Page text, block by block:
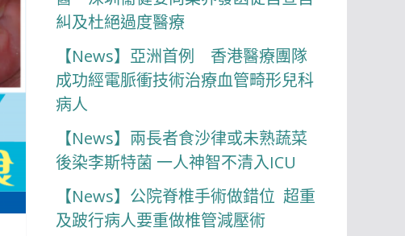
糾及杜絕過度醫療
【News】亞洲首例 香港醫療團隊
成功經電脈衝技術治療血管畸形兒科
病人
【News】兩長者食沙律或未熟蔬菜
後染李斯特菌 一人神智不清入ICU
【News】公院脊椎手術做錯位 超重
及跛行病人要重做椎管減壓術